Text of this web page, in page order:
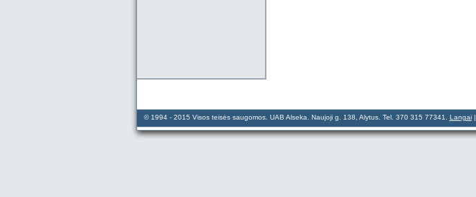
© 1994 - 2015 Visos teisės saugomos. UAB Alseka. Naujoji g. 138, Alytus. Tel. 370 315 77341. Langai|